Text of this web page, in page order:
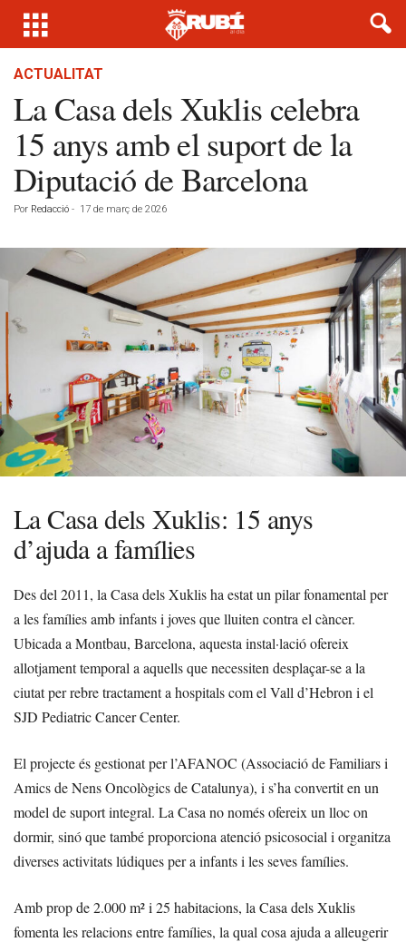
ACTUALITAT
La Casa dels Xuklis celebra
15 anys amb el suport de la
Diputació de Barcelona
Por Redacció - 17 de març de 2026
La Casa dels Xuklis: 15 anys
d’ajuda a famílies
Des del 2011, la Casa dels Xuklis ha estat un pilar fonamental per
a les famílies amb infants i joves que lluiten contra el càncer.
Ubicada a Montbau, Barcelona, aquesta instal·lació ofereix
allotjament temporal a aquells que necessiten desplaçar-se a la
ciutat per rebre tractament a hospitals com el Vall d’Hebron i el
SJD Pediatric Cancer Center.
El projecte és gestionat per l’AFANOC (Associació de Familiars i
Amics de Nens Oncològics de Catalunya), i s’ha convertit en un
model de suport integral. La Casa no només ofereix un lloc on
dormir, sinó que també proporciona atenció psicosocial i organitza
diverses activitats lúdiques per a infants i les seves famílies.
Amb prop de 2.000 m² i 25 habitacions, la Casa dels Xuklis
fomenta les relacions entre famílies, la qual cosa ajuda a alleugerir